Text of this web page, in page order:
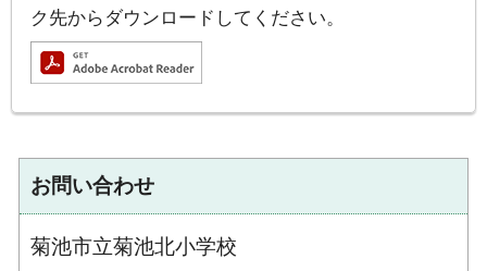
ク先からダウンロードしてください。
お問い合わせ
菊池市立菊池北小学校